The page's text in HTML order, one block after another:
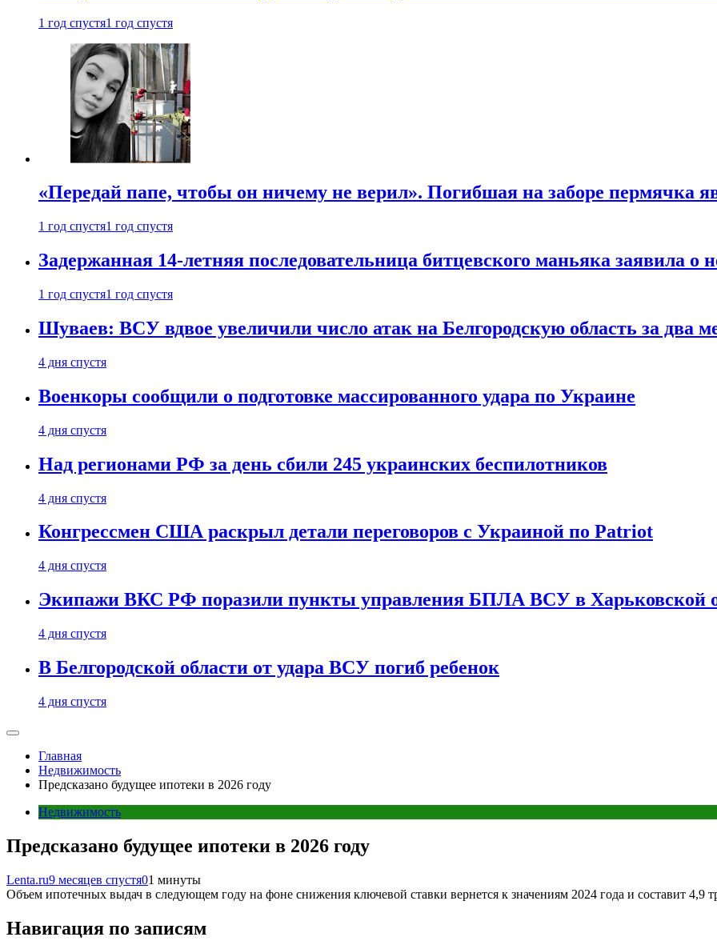
1 год спустя1 год спустя
«Передай папе, чтобы он ничему не верил». Погибшая на заборе пермячка
1 год спустя1 год спустя
Задержанная 14-летняя последовательница битцевского маньяка заявила о
1 год спустя1 год спустя
Шуваев: ВСУ вдвое увеличили число атак на Белгородскую область за два
4 дня спустя
Военкоры сообщили о подготовке массированного удара по Украине
4 дня спустя
Над регионами РФ за день сбили 245 украинских беспилотников
4 дня спустя
Конгрессмен США раскрыл детали переговоров с Украиной по Patriot
4 дня спустя
Экипажи ВКС РФ поразили пункты управления БПЛА ВСУ в Харьковской
4 дня спустя
В Белгородской области от удара ВСУ погиб ребенок
4 дня спустя
Главная
Недвижимость
Предсказано будущее ипотеки в 2026 году
Недвижимость
Предсказано будущее ипотеки в 2026 году
Lenta.ru9 месяцев спустя01 минуты
Объем ипотечных выдач в следующем году на фоне снижения ключевой ставки вернется к значениям 2024 года и составит 4,9
Навигация по записям